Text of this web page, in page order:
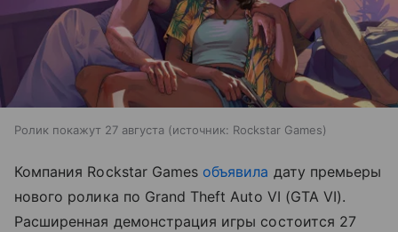
Ролик покажут 27 августа источник: Rockstar Games
Компания Rockstar Games объявила дату премьеры
нового ролика по Grand Theft Auto VI (GTA VI).
Расширенная демонстрация игры состоится 27